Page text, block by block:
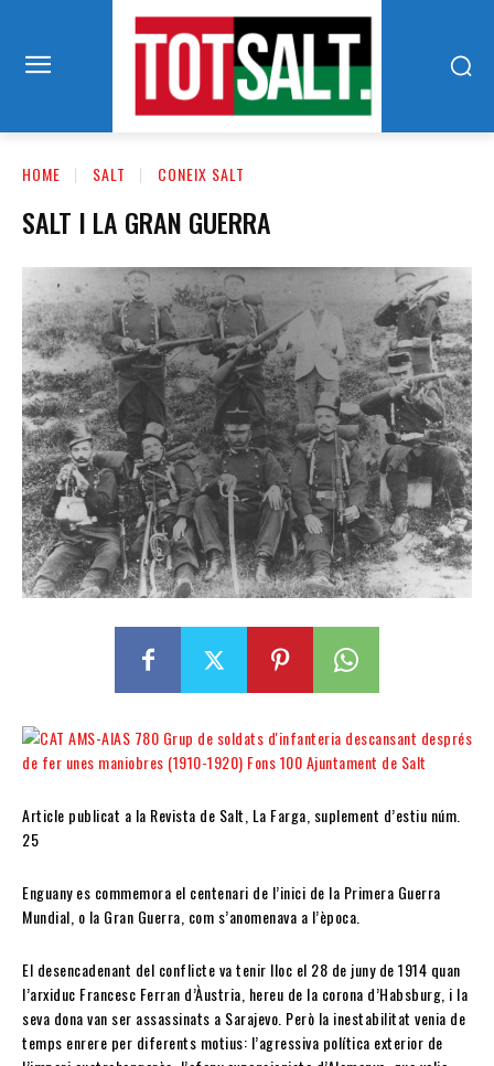
HOME SALT CONEIX SALT
SALT I LA GRAN GUERRA
Article publicat a la Revista de Salt, La Farga, suplement d’estiu núm.
25
Enguany es commemora el centenari de l’inici de la Primera Guerra
Mundial, o la Gran Guerra, com s’anomenava a l’època.
El desencadenant del conflicte va tenir lloc el 28 de juny de 1914 quan
l’arxiduc Francesc Ferran d’Àustria, hereu de la corona d’Habsburg, i la
seva dona van ser assassinats a Sarajevo. Però la inestabilitat venia de
temps enrere per diferents motius: l’agressiva política exterior de